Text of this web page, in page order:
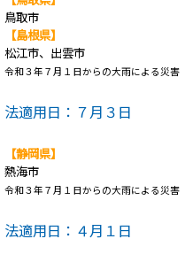
鳥取市
【島根県】
松江市、出雲市
令和３年７月１日からの大雨による災害
法適用日：７月３日
【静岡県】
熱海市
令和３年７月１日からの大雨による災害
法適用日：４月１日